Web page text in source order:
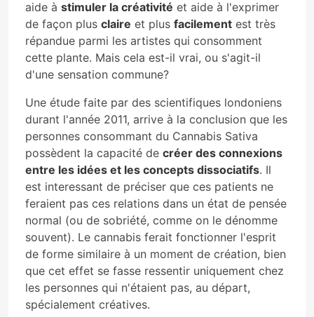
aide à stimuler la créativité et aide à l'exprimer
de façon plus claire et plus facilement est très
répandue parmi les artistes qui consomment
cette plante. Mais cela est-il vrai, ou s'agit-il
d'une sensation commune?
Une étude faite par des scientifiques londoniens
durant l'année 2011, arrive à la conclusion que les
personnes consommant du Cannabis Sativa
possèdent la capacité de créer des connexions
entre les idées et les concepts dissociatifs. Il
est interessant de préciser que ces patients ne
feraient pas ces relations dans un état de pensée
normal (ou de sobriété, comme on le dénomme
souvent). Le cannabis ferait fonctionner l'esprit
de forme similaire à un moment de création, bien
que cet effet se fasse ressentir uniquement chez
les personnes qui n'étaient pas, au départ,
spécialement créatives.